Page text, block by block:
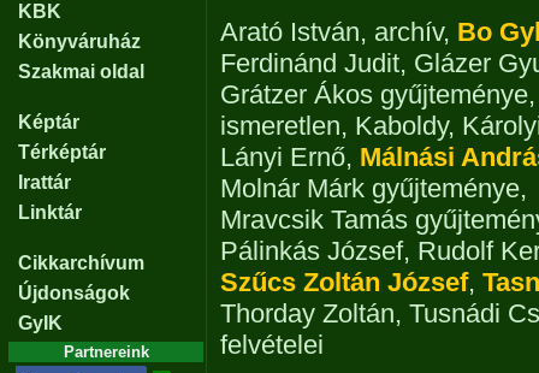
KBK
Könyváruház
Szakmai oldal
Képtár
Térképtár
Irattár
Linktár
Cikkarchívum
Újdonságok
GyIK
Partnereink
Arató István, archív, Bo
Ferdinánd Judit, Glázer
Grátzer Ákos gyűjteménye
ismeretlen, Kaboldy,
Lányi Ernő, Málnási
Molnár Márk gyűjteménye,
Mravcsik Tamás
Pálinkás József, Rudolf
Szűcs Zoltán József,
Thorday Zoltán, Tusnádi
felvételei